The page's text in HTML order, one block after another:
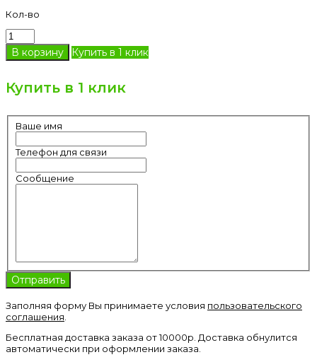
Кол-во
Купить в 1 клик
Купить в 1 клик
Ваше имя
Телефон для связи
Сообщение
Заполняя форму Вы принимаете условия пользовательского
соглашения
Бесплатная доставка заказа от 10000р. Доставка обнулится
автоматически при оформлении заказа.